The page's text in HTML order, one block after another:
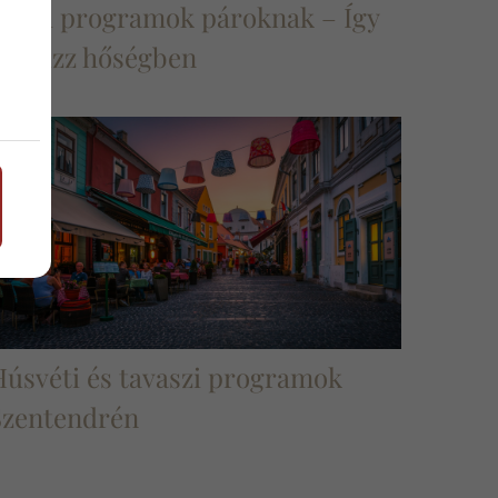
Nyári programok pároknak – Így
randizz hőségben
és tavaszi programok